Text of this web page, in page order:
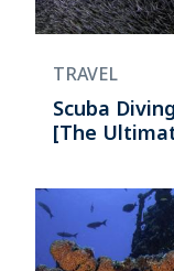
TRAVEL
Scuba
[The